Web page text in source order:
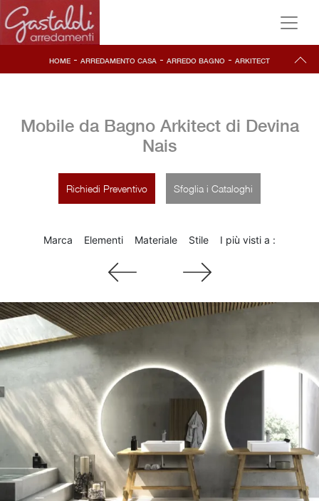
HOME - ARREDAMENTO CASA - ARREDO BAGNO - ARKITECT
Mobile da Bagno Arkitect di Devina
Nais
Richiedi Preventivo Sfoglia i Cataloghi
Marca Elementi Materiale Stile I più visti a :